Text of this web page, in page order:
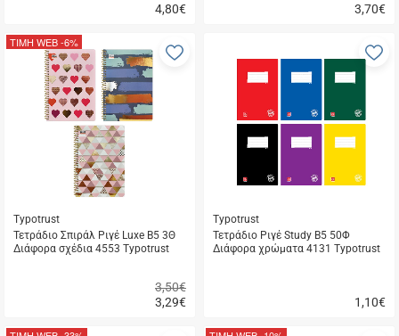
4,80€
αγορά
3,70€
Typotrust
Τετράδιο Σπιράλ Ριγέ Luxe Β5 3Θ
Διάφορα σχέδια 4553 Typotrust
3,29€
3,50€
ΤΙΜΗ WEB-6%
Προσθήκη
αγαπημένα
αγορά
Typotrust
Τετράδιο Ριγέ Study Β5 50Φ
Διάφορα χρώματα 4131 Typotrust
1,10€
αγορά